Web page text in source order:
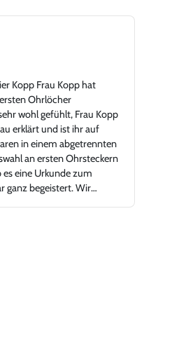
Kopp Frau Kopp hat
Ohrlöcher
wohl gefühlt, Frau Kopp
erklärt und ist ihr auf
in einem abgetrennten
an ersten Ohrsteckern
eine Urkunde zum
ganz begeistert. Wir